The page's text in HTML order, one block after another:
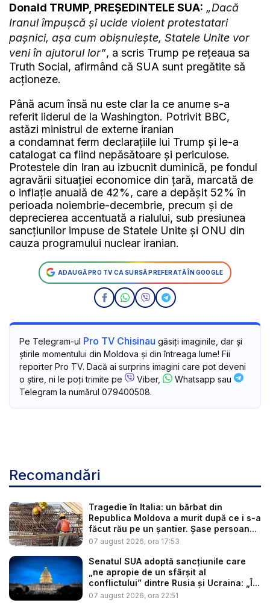
Donald TRUMP, PREȘEDINTELE SUA: „Dacă
Iranul împuşcă şi ucide violent protestatari
paşnici, aşa cum obişnuieşte, Statele Unite vor
veni în ajutorul lor”, a scris Trump pe reţeaua sa
Truth Social, afirmând că SUA sunt pregătite să
acţioneze.
Până acum însă nu este clar la ce anume s-a
referit liderul de la Washington. Potrivit BBC,
astăzi ministrul de externe iranian
a condamnat ferm declaraţiile lui Trump și le-a
catalogat ca fiind nepăsătoare și periculose.
Protestele din Iran au izbucnit duminică, pe fondul
agravării situaţiei economice din țară, marcată de
o inflaţie anuală de 42%, care a depăşit 52% în
perioada noiembrie-decembrie, precum şi de
deprecierea accentuată a rialului, sub presiunea
sancţiunilor impuse de Statele Unite şi ONU din
cauza programului nuclear iranian.
ADAUGĂ PRO TV CA SURSĂ PREFERATĂ ÎN GOOGLE
Pe Telegram-ul Pro TV Chisinau găsiți imaginile, dar și
știrile momentului din Moldova și din întreaga lume! Fii
reporter Pro TV. Dacă ai surprins imagini care pot deveni
o știre, ni le poți trimite pe
Viber,
Whatsapp sau
Telegram la numărul 079400508.
Recomandări
Tragedie în Italia: un bărbat din
Republica Moldova a murit după ce i s-a
făcut rău pe un șantier. Șase persoan...
07 august 2026, ora 17:53
Senatul SUA adoptă sancțiunile care
„ne apropie de un sfârșit al
conflictului” dintre Rusia și Ucraina: „Î...
07 august 2026, ora 22:51